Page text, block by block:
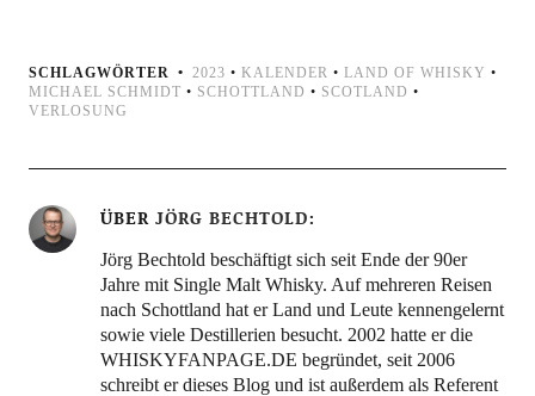
SCHLAGWÖRTER 2023 • KALENDER • LAND OF WHISKY •
MICHAEL SCHMIDT • SCHOTTLAND • SCOTLAND •
VERLOSUNG
ÜBER JÖRG BECHTOLD
Jörg Bechtold beschäftigt sich seit Ende der 90er
Jahre mit Single Malt Whisky. Auf mehreren Reisen
nach Schottland hat er Land und Leute kennengelernt
sowie viele Destillerien besucht. 2002 hatte er die
WHISKYFANPAGE.DE begründet, seit 2006
schreibt er dieses Blog und ist außerdem als Referent